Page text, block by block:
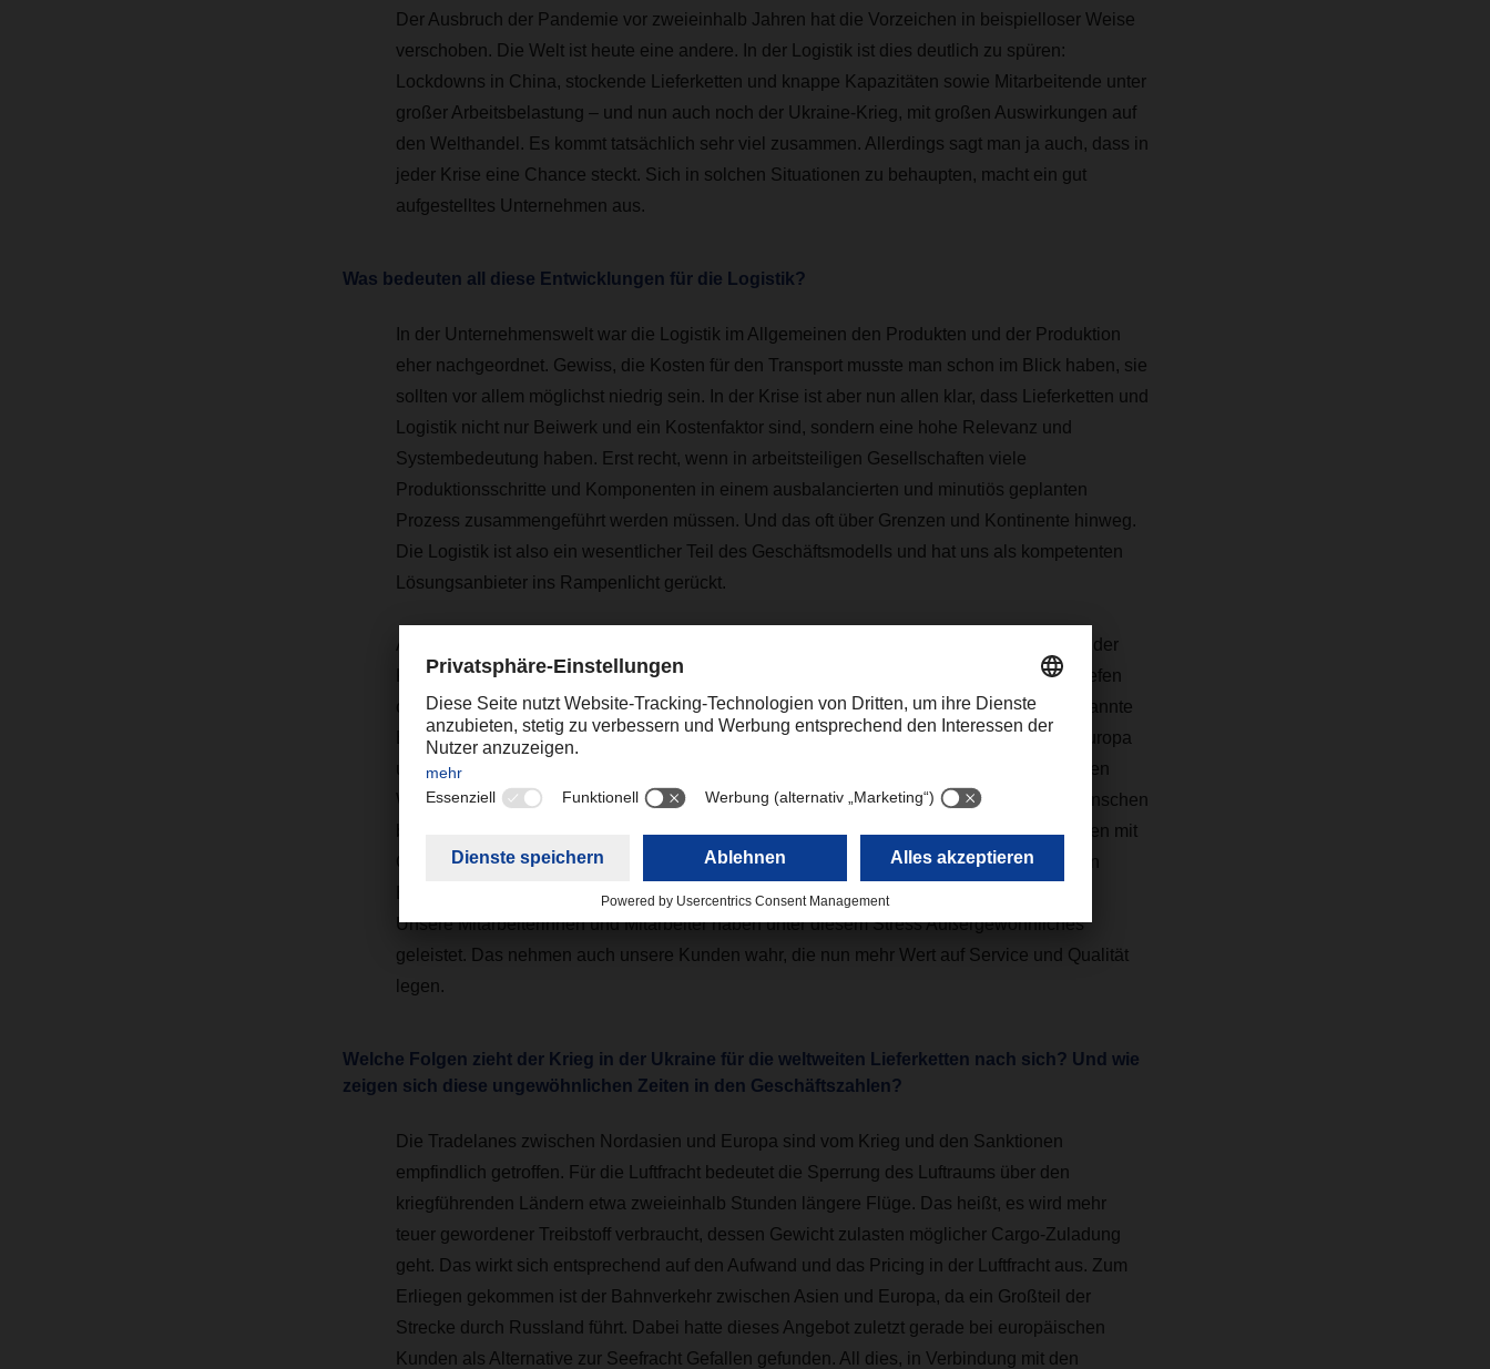
Der Ausbruch der Pandemie vor zweieinhalb Jahren hat die Vorzeichen in beispielloser Weise
verschoben. Die Welt ist heute eine andere. In der Logistik ist dies deutlich zu spüren:
Lockdowns in China, stockende Lieferketten und knappe Kapazitäten sowie Mitarbeitende unter
großer Arbeitsbelastung – und nun auch noch der Ukraine-Krieg, mit großen Auswirkungen auf
den Welthandel. Es kommt tatsächlich sehr viel zusammen. Allerdings sagt man ja auch, dass in
jeder Krise eine Chance steckt. Sich in solchen Situationen zu behaupten, macht ein gut
aufgestelltes Unternehmen aus.
Was bedeuten all diese Entwicklungen für die Logistik?
In der Unternehmenswelt war die Logistik im Allgemeinen den Produkten und der Produktion
eher nachgeordnet. Gewiss, die Kosten für den Transport musste man schon im Blick haben, sie
sollten vor allem möglichst niedrig sein. In der Krise ist aber nun allen klar, dass Lieferketten und
Logistik nicht nur Beiwerk und ein Kostenfaktor sind, sondern eine hohe Relevanz und
Systembedeutung haben. Erst recht, wenn in arbeitsteiligen Gesellschaften viele
Produktionsschritte und Komponenten in einem ausbalancierten und minutiös geplanten
Prozess zusammengeführt werden müssen. Und das oft über Grenzen und Kontinente hinweg.
Die Logistik ist also ein wesentlicher Teil des Geschäftsmodells und hat uns als kompetenten
Lösungsanbieter ins Rampenlicht gerückt.
Auch vor der Pandemie waren die Kapazitäten in Luft- und Seefracht schon am Limit. Mit der
Krise hat sich dies deutlich verschärft. Häfen waren teilweise komplett lahmgelegt oder liefen
corona-bedingt nur mit gedrosselter Kraft. Viele Flugzeuge blieben am Boden, die sogenannte
Belly-Freight als Zuladung in Passagiermaschinen war über lange Zeit ausgefallen. In Europa
und Asien fuhren Werke ihre Produktion zurück, es kam zu Lockdowns in den chinesischen
Wirtschaftszentren und insbesondere in Shanghai, von denen mehr als drei Millionen Menschen
betroffen waren. Damit stieg der Druck auf entsprechend hochwertige logistische Lösungen mit
Qualität. Jeder kann einen Container buchen. Aber auch unter diesen außergewöhnlichen
Bedingungen verlässliche Dienstleistungen anbieten zu können, macht den Unterschied.
Unsere Mitarbeiterinnen und Mitarbeiter haben unter diesem Stress Außergewöhnliches
geleistet. Das nehmen auch unsere Kunden wahr, die nun mehr Wert auf Service und Qualität
legen.
Welche Folgen zieht der Krieg in der Ukraine für die weltweiten Lieferketten nach sich? Und wie
zeigen sich diese ungewöhnlichen Zeiten in den Geschäftszahlen?
Die Tradelanes zwischen Nordasien und Europa sind vom Krieg und den Sanktionen
empfindlich getroffen. Für die Luftfracht bedeutet die Sperrung des Luftraums über den
kriegführenden Ländern etwa zweieinhalb Stunden längere Flüge. Das heißt, es wird mehr
teuer gewordener Treibstoff verbraucht, dessen Gewicht zulasten möglicher Cargo-Zuladung
geht. Das wirkt sich entsprechend auf den Aufwand und das Pricing in der Luftfracht aus. Zum
Erliegen gekommen ist der Bahnverkehr zwischen Asien und Europa, da ein Großteil der
Strecke durch Russland führt. Dabei hatte dieses Angebot zuletzt gerade bei europäischen
Kunden als Alternative zur Seefracht Gefallen gefunden. All dies, in Verbindung mit den